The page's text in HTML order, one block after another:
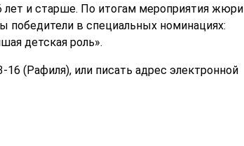
лет и старше. По итогам мероприятия жюри
победители в специальных номинациях:
детская роль».
(Рафиля), или писать адрес электронной